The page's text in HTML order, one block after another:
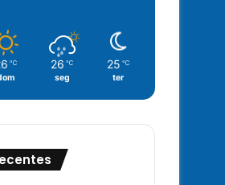
℃ 26 ℃
seg
25 ℃
ter